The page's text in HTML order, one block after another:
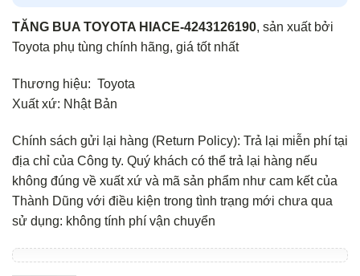
TĂNG BUA TOYOTA HIACE-4243126190, sản xuất bởi
Toyota phụ tùng chính hãng, giá tốt nhất
Thương hiệu: Toyota
Xuất xứ: Nhật Bản
Chính sách gửi lại hàng (Return Policy): Trả lại miễn phí tại
địa chỉ của Công ty. Quý khách có thể trả lại hàng nếu
không đúng về xuất xứ và mã sản phẩm như cam kết của
Thành Dũng với điều kiện trong tình trạng mới chưa qua
sử dụng: không tính phí vận chuyển